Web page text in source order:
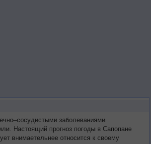
заболеваниями
Настоящий прогноз погоды в Сапопане
внимаетельнее относится к своему